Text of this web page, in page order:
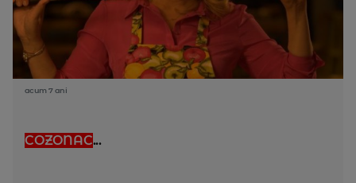
acum 7 ani
COZONAC...